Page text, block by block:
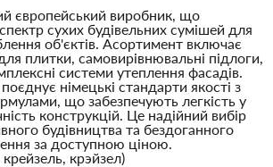
європейський виробник, що
сухих будівельних сумішей для
об'єктів. Асортимент включає
для плитки, самовирівнювальні підлоги,
системи утеплення фасадів.
німецькі стандарти якості з
що забезпечують легкість у
конструкцій. Це надійний вибір
будівництва та бездоганного
за доступною ціною.
крэйзел)